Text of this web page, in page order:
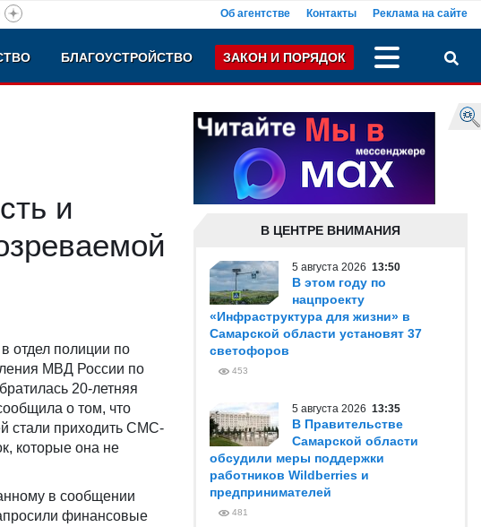
Об агентстве Контакты Реклама на сайте
БЛАГОУСТРОЙСТВО ЗАКОН И ПОРЯДОК
и
отдел полиции по
МВД России по
20-летняя
о том, что
стали приходить СМС-
которые она не
в сообщении
финансовые
В ЦЕНТРЕ ВНИМАНИЯ
5 августа 2026 13:50
В этом году по
нацпроекту
«Инфраструктура для жизни» в
Самарской области установят 37
светофоров
453
5 августа 2026 13:35
В Правительстве
Самарской области
обсудили меры поддержки
работников Wildberries и
предпринимателей
481